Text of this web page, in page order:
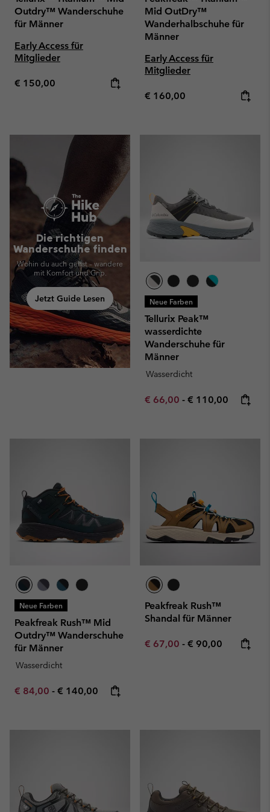
Outdry™ Wanderschuhe
für Männer
Early Access für
Mitglieder
Regular price:
€ 150,00
Mid OutDry™
Wanderhalbschuhe für
Männer
Early Access für
Mitglieder
Regular price:
€ 160,00
Die richtigen
Wanderschuhe finden
Wohin du auch gehst – wandere
mit Komfort und Grip.
Jetzt Guide Lesen Neue Farben
Tellurix Peak™
wasserdichte
Wanderschuhe für
Männer
Wasserdicht
Minimum sale price:
€ 66,00 - Maximum price:
€ 110,00
Neue Farben
Peakfreak Rush™ Mid
Outdry™ Wanderschuhe
für Männer
Wasserdicht
Minimum sale price:
€ 84,00 - Maximum price:
€ 140,00
Peakfreak Rush™
Shandal für Männer
Minimum sale price:
€ 67,00 - Maximum price:
€ 90,00